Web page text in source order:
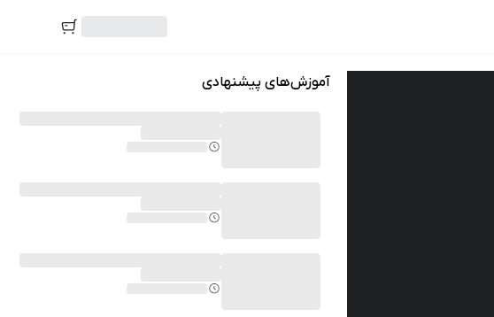
آموزش‌های پیشنهادی